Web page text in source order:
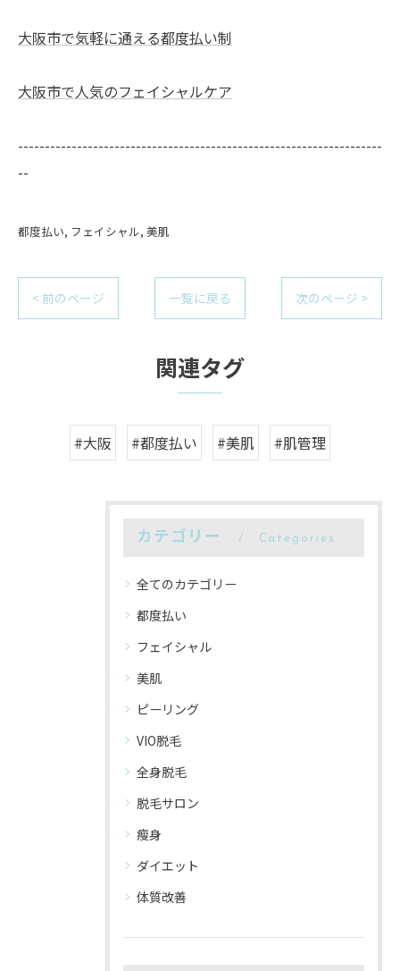
大阪市で気軽に通える都度払い制
大阪市で人気のフェイシャルケア
--------------------------------------------------------------------
--
都度払い フェイシャル 美肌
< 前のページ 一覧に戻る 次のページ >
関連タグ
#大阪 #都度払い #美肌 #肌管理
カテゴリー Categories
全てのカテゴリー
都度払い
フェイシャル
美肌
ピーリング
VIO脱毛
全身脱毛
脱毛サロン
瘦身
ダイエット
体質改善